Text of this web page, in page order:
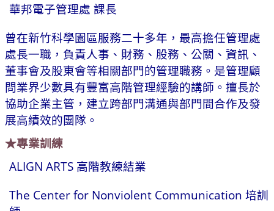
華邦電子管理處 課長
曾在新竹科學園區服務二十多年，最高擔任管理處
處長一職，負責人事、財務、股務、公關、資訊、
董事會及股東會等相關部門的管理職務。是管理顧
問業界少數具有豐富高階管理經驗的講師。擅長於
協助企業主管，建立跨部門溝通與部門間合作及發
展高績效的團隊。
★專業訓練
ALIGN ARTS 高階教練結業
The Center for Nonviolent Communication 培訓